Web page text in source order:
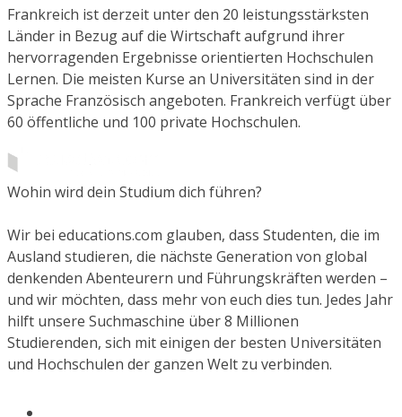
Frankreich ist derzeit unter den 20 leistungsstärksten
Länder in Bezug auf die Wirtschaft aufgrund ihrer
hervorragenden Ergebnisse orientierten Hochschulen
Lernen. Die meisten Kurse an Universitäten sind in der
Sprache Französisch angeboten. Frankreich verfügt über
60 öffentliche und 100 private Hochschulen.
Wohin wird dein Studium dich führen?
Wir bei educations.com glauben, dass Studenten, die im
Ausland studieren, die nächste Generation von global
denkenden Abenteurern und Führungskräften werden –
und wir möchten, dass mehr von euch dies tun. Jedes Jahr
hilft unsere Suchmaschine über 8 Millionen
Studierenden, sich mit einigen der besten Universitäten
und Hochschulen der ganzen Welt zu verbinden.